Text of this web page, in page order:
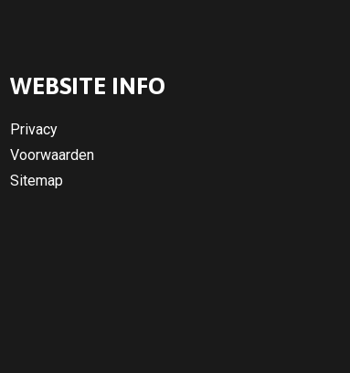
WEBSITE INFO
Privacy
Voorwaarden
Sitemap